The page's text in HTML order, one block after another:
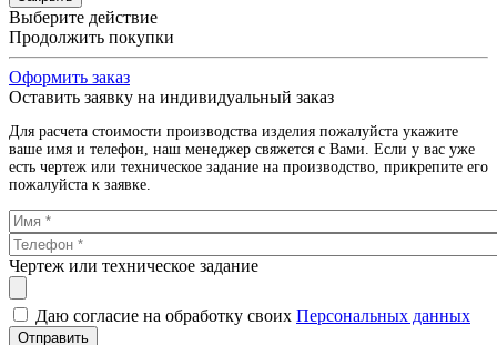
Выберите действие
Продолжить покупки
Оформить заказ
Оставить заявку на индивидуальный заказ
Для расчета стоимости производства изделия пожалуйста укажите
ваше имя и телефон, наш менеджер свяжется с Вами. Если у вас уже
есть чертеж или техническое задание на производство, прикрепите его
пожалуйста к заявке.
Чертеж или техническое задание
Даю согласие на обработку своих Персональных данных
Отправить